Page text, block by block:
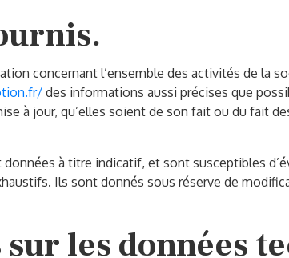
concernant l’ensemble des activités de la
des informations aussi précises que
à jour, qu’elles soient de son fait ou du fait
données à titre indicatif, et sont susceptibles
Ils sont donnés sous réserve de
les données